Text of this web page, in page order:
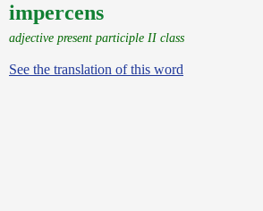
impercens
adjective present participle II class
See the translation of this word